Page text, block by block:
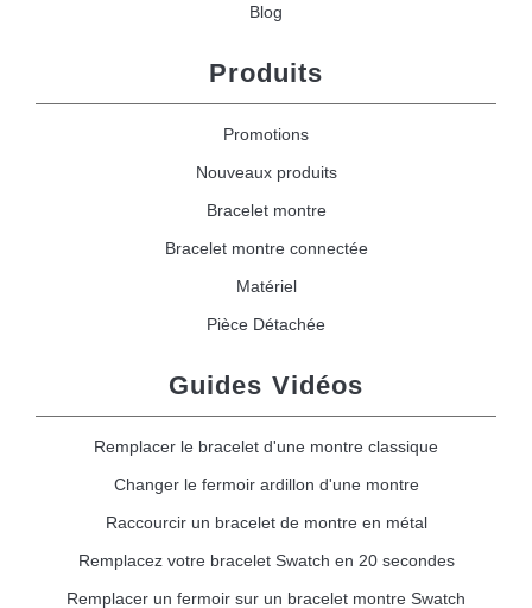
Blog
Produits
Promotions
Nouveaux produits
Bracelet montre
Bracelet montre connectée
Matériel
Pièce Détachée
Guides Vidéos
Remplacer le bracelet d'une montre classique
Changer le fermoir ardillon d'une montre
Raccourcir un bracelet de montre en métal
Remplacez votre bracelet Swatch en 20 secondes
Remplacer un fermoir sur un bracelet montre Swatch